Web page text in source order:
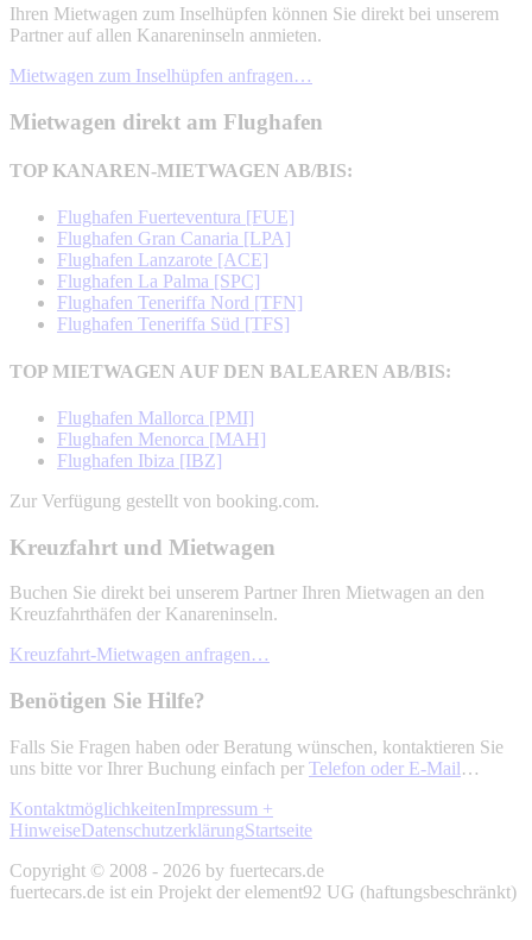
Ihren Mietwagen zum Inselhüpfen können Sie direkt bei unserem
Partner auf allen Kanareninseln anmieten.
Mietwagen zum Inselhüpfen anfragen…
Mietwagen direkt am Flughafen
TOP KANAREN-MIETWAGEN AB/BIS:
Flughafen Fuerteventura [FUE]
Flughafen Gran Canaria [LPA]
Flughafen Lanzarote [ACE]
Flughafen La Palma [SPC]
Flughafen Teneriffa Nord [TFN]
Flughafen Teneriffa Süd [TFS]
TOP MIETWAGEN AUF DEN BALEAREN AB/BIS:
Flughafen Mallorca [PMI]
Flughafen Menorca [MAH]
Flughafen Ibiza [IBZ]
Zur Verfügung gestellt von booking.com.
Kreuzfahrt und Mietwagen
Buchen Sie direkt bei unserem Partner Ihren Mietwagen an den
Kreuzfahrthäfen der Kanareninseln.
Kreuzfahrt-Mietwagen anfragen…
Benötigen Sie Hilfe?
Falls Sie Fragen haben oder Beratung wünschen, kontaktieren Sie
uns bitte vor Ihrer Buchung einfach per Telefon oder E-Mail…
KontaktmöglichkeitenImpressum +
HinweiseDatenschutzerklärungStartseite
Copyright © 2008 - 2026 by fuertecars.de
fuertecars.de ist ein Projekt der element92 UG (haftungsbeschränkt)